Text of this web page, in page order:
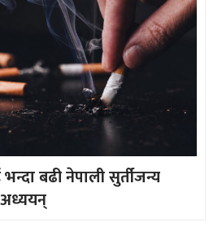
बढी नेपाली सुर्तीजन्य